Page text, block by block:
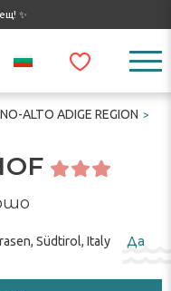
✨
ALTO ADIGE REGION >
Südtirol, Italy
Да